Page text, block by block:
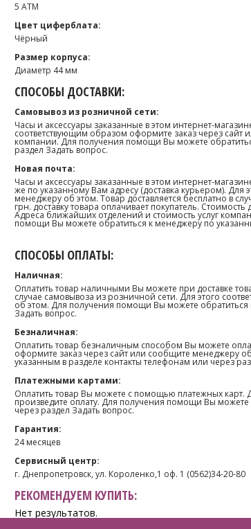
5 ATM
Цвет циферблата:
Чёрный
Размер корпуса:
Диаметр 44 мм
СПОСОБЫ ДОСТАВКИ:
Самовывоз из розничной сети:
Часы и аксессуары заказанные в этом интернет-
соответствующим образом оформите заказ через
компании. Для получения помощи Вы можете
раздел Задать вопрос.
Новая почта:
Часы и аксессуары заказанные в этом интернет-
же по указанному Вам адресу (доставка курьером).
менеджеру об этом. Товар доставляется бесплатно в
грн. доставку товара оплачивает покупатель.
Адреса ближайших отделений и стоимость услуг
помощи Вы можете обратиться к менеджеру по
СПОСОБЫ ОПЛАТЫ:
Наличная:
Оплатить товар наличными Вы можете при доставке
случае самовывоза из розничной сети. Для этого
об этом. Для получения помощи Вы можете обратиться
Задать вопрос.
Безналичная:
Оплатить товар безналичным способом Вы можете
оформите заказ через сайт или сообщите менеджеру
указанным в разделе контакты телефонам или через
Платежными картами:
Оплатить товар Вы можете с помощью платежных карт.
произведите оплату. Для получения помощи Вы
через раздел Задать вопрос.
Гарантия:
24 месяцев
Сервисный центр:
г. Днепропетровск, ул. Короленко,1 оф. 1 (0562)34-20-80
РЕКОМЕНДУЕМ КУПИТЬ:
Нет результатов.